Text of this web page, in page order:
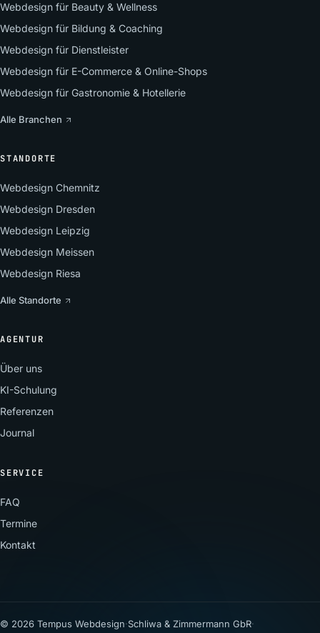
Webdesign für Beauty & Wellness
Webdesign für Bildung & Coaching
Webdesign für Dienstleister
Webdesign für E-Commerce & Online-Shops
Webdesign für Gastronomie & Hotellerie
Alle Branchen
STANDORTE
Webdesign Chemnitz
Webdesign Dresden
Webdesign Leipzig
Webdesign Meissen
Webdesign Riesa
Alle Standorte
AGENTUR
Über uns
KI-Schulung
Referenzen
Journal
SERVICE
FAQ
Termine
Kontakt
© 2026 Tempus Webdesign·Schliwa & Zimmermann GbR·